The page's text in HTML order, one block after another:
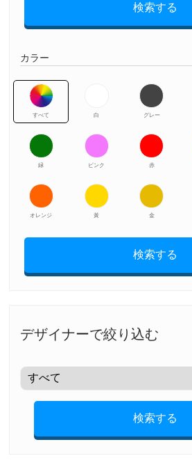
検索する
カラー
すべて 白 グレー
緑 ピンク 赤
オレンジ 黃 金
検索する
デザイナーで絞り込む
検索する